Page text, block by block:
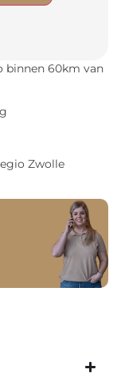
binnen 60km van
Zwolle